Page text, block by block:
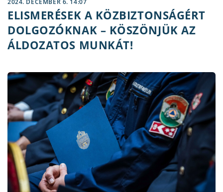
2024. DECEMBER 6. 14:07
ELISMERÉSEK A KÖZBIZTONSÁGÉRT
DOLGOZÓKNAK – KÖSZÖNJÜK AZ
ÁLDOZATOS MUNKÁT!